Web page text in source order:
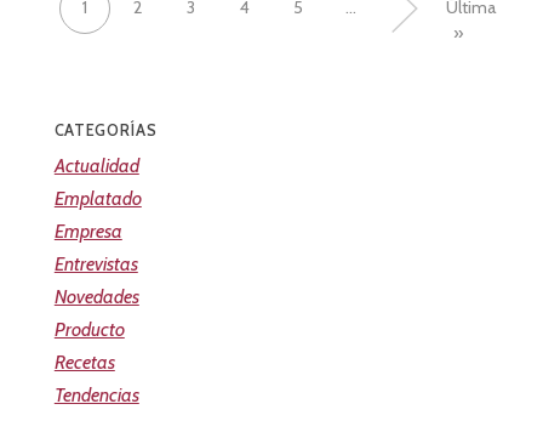
1 2 3 4 5 ... »
Última
»
CATEGORÍAS
Actualidad
Emplatado
Empresa
Entrevistas
Novedades
Producto
Recetas
Tendencias